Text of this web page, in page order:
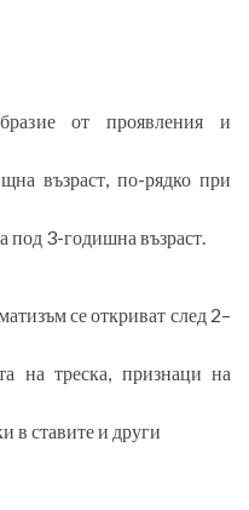
от проявления и
възраст, по-рядко при
под 3-годишна възраст.
се откриват след 2–
на треска, признаци на
в ставите и други